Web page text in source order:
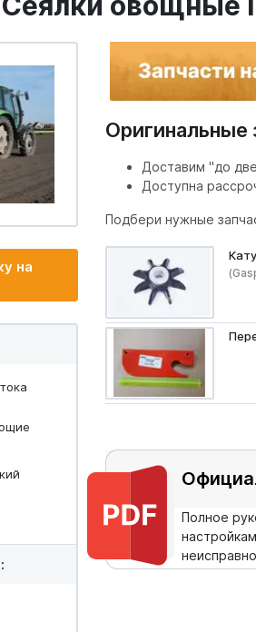
на
Оригинальные
Доставим "до
Доступна
Подбери нужные
Полное